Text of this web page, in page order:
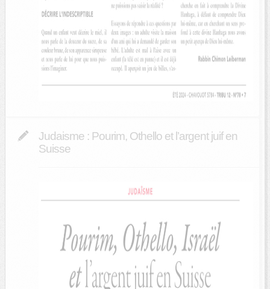
Judaisme : Pourim, Othello et l’argent juif en
Suisse